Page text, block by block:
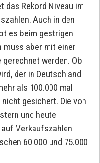
das Rekord Niveau im
Auch in den
es beim gestrigen
muss aber mit einer
werden. Ob
der in Deutschland
als 100.000 mal
gesichert. Die von
und heute
Verkaufszahlen
60.000 und 75.000